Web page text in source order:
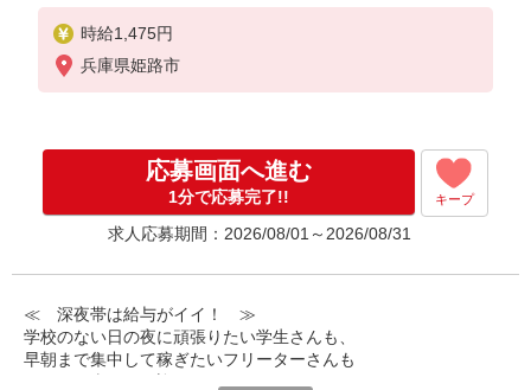
時給1,475円
兵庫県姫路市
応募画面へ進む
1分で応募完了!! キープ
求人応募期間：2026/08/01～2026/08/31
≪ 深夜帯は給与がイイ！ ≫
学校のない日の夜に頑張りたい学生さんも、
早朝まで集中して稼ぎたいフリーターさんも